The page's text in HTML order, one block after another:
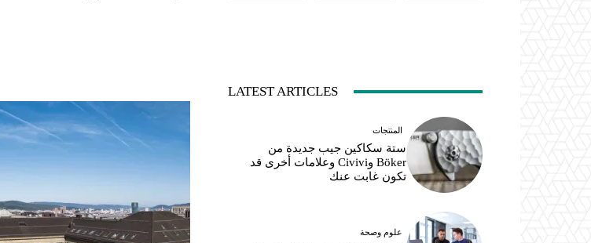
LATEST ARTICLES
المنتجات
ستة سكاكين جيب جديدة من
Böker وCivivi وعلامات أخرى قد
تكون غابت عنك
علوم وصحة